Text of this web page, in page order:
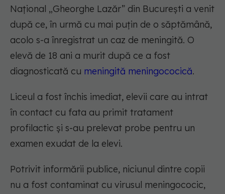
Național „Gheorghe Lazăr” din București a venit
după ce, în urmă cu mai puțin de o săptămână,
acolo s-a înregistrat un caz de meningită. O
elevă de 18 ani a murit după ce a fost
diagnosticată cu meningită meningococică.
Liceul a fost închis imediat, elevii care au intrat
în contact cu fata au primit tratament
profilactic și s-au prelevat probe pentru un
examen exudat de la elevi.
Potrivit informării publice, niciunul dintre copii
nu a fost contaminat cu virusul meningococic,